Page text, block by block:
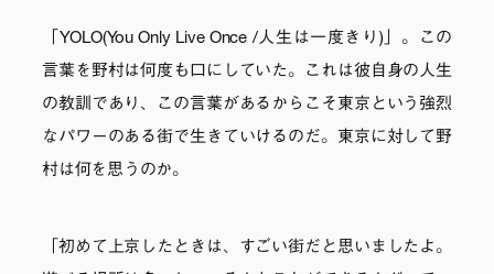
「YOLO(You Only Live Once /人生は一度きり)」。この
言葉を野村は何度も口にしていた。これは彼自身の人生
の教訓であり、この言葉があるからこそ東京という強烈
なパワーのある街で生きていけるのだ。東京に対して野
村は何を思うのか。
「初めて上京したときは、すごい街だと思いましたよ。